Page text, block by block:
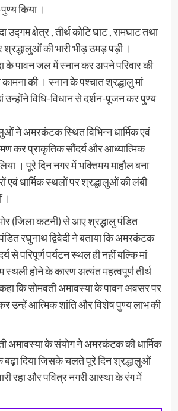
किया ।
उद्गम क्षेत्र , तीर्थ कोटि घाट , रामघाट तथा
की भारी भीड़ उमड़ पड़ी ।
के पावन जल में स्नान कर अपने परिवार की
की । स्नान के पश्चात श्रद्धालु मां
उन्होंने विधि-विधान से दर्शन-पूजन कर पुण्य
ने अमरकंटक स्थित विभिन्न धार्मिक एवं
कर प्राकृतिक सौंदर्य और आध्यात्मिक
। पूरे दिन नगर में भक्तिमय माहौल बना
एवं धार्मिक स्थलों पर श्रद्धालुओं की लंबी
।
(जिला कटनी) से आए श्रद्धालु पंडित
रघुनाथ द्विवेदी ने बताया कि अमरकंटक
से परिपूर्ण पर्यटन स्थल ही नहीं बल्कि मां
स्थली होने के कारण अत्यंत महत्वपूर्ण तीर्थ
कि सोमवती अमावस्या के पावन अवसर पर
उन्हें आत्मिक शांति और विशेष पुण्य लाभ की
अमावस्या के संयोग ने अमरकंटक की धार्मिक
बढ़ा दिया जिसके चलते पूरे दिन श्रद्धालुओं
रहा और पवित्र नगरी आस्था के रंग में